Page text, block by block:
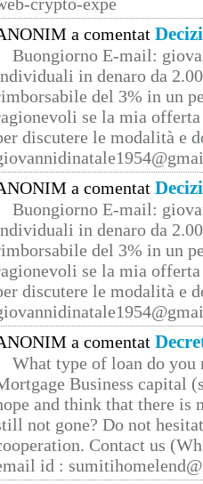
a comentat
Buongiorno E-mail:
in denaro da
del 3% in un
se la mia
discutere le modalità e
a comentat
Buongiorno E-mail:
in denaro da
del 3% in un
se la mia
discutere le modalità e
a comentat
What type of loan do you
Business capital
and think that there is
not gone? Do not
Contact us
id :